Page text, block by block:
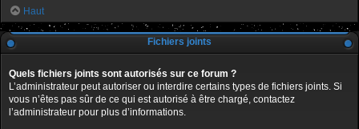
Haut
Fichiers joints
Quels fichiers joints sont autorisés sur ce forum ?
L’administrateur peut autoriser ou interdire certains types de fichiers joints. Si
vous n’êtes pas sûr de ce qui est autorisé à être chargé, contactez
l’administrateur pour plus d’informations.